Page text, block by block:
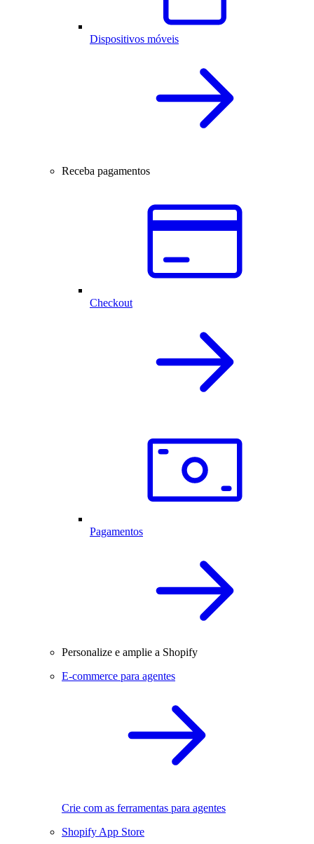
Dispositivos móveis
Receba pagamentos
Checkout
Pagamentos
Personalize e amplie a Shopify
E-commerce para agentes
Crie com as ferramentas para agentes
Shopify App Store